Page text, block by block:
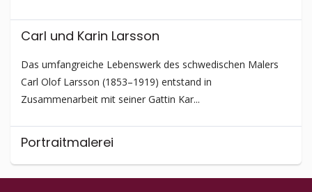
Carl und Karin Larsson
Das umfangreiche Lebenswerk des schwedischen Malers
Carl Olof Larsson (1853–1919) entstand in
Zusammenarbeit mit seiner Gattin Kar...
Portraitmalerei